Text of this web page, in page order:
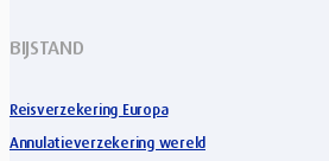
BIJSTAND
Reisverzekering Europa
Annulatieverzekering wereld